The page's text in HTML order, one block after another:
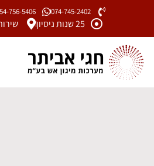
074-745-2402
756-5406
25 שנות ניסיון